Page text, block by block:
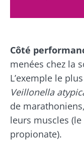
Côté
menées chez la
L’exemple le
Veillonella
de
leurs muscles
propionate).